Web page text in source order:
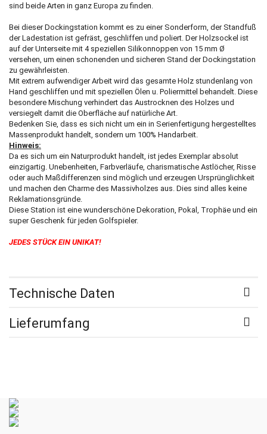
sind beide Arten in ganz Europa zu finden.
Bei dieser Dockingstation kommt es zu einer Sonderform, der Standfuß
der Ladestation ist gefräst, geschliffen und poliert. Der Holzsockel ist
auf der Unterseite mit 4 speziellen Silikonnoppen von 15 mm Ø
versehen, um einen schonenden und sicheren Stand der Dockingstation
zu gewährleisten.
Mit extrem aufwendiger Arbeit wird das gesamte Holz stundenlang von
Hand geschliffen und mit speziellen Ölen u. Poliermittel behandelt. Diese
besondere Mischung verhindert das Austrocknen des Holzes und
versiegelt damit die Oberfläche auf natürliche Art.
Bedenken Sie, dass es sich nicht um ein in Serienfertigung hergestelltes
Massenprodukt handelt, sondern um 100% Handarbeit.
Hinweis:
Da es sich um ein Naturprodukt handelt, ist jedes Exemplar absolut
einzigartig. Unebenheiten, Farbverläufe, charismatische Astlöcher, Risse
oder auch Maßdifferenzen sind möglich und erzeugen Ursprünglichkeit
und machen den Charme des Massivholzes aus. Dies sind alles keine
Reklamationsgründe.
Diese Station ist eine wunderschöne Dekoration, Pokal, Trophäe und ein
super Geschenk für jeden Golfspieler.
JEDES STÜCK EIN UNIKAT!
Technische Daten
Lieferumfang